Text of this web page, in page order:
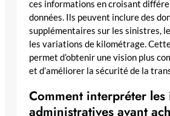
ces informations en croisant
données. Ils peuvent inclure des
supplémentaires sur les sinistres,
les variations de kilométrage.
permet d’obtenir une vision plus
et d’améliorer la sécurité de la
Comment interpréter
administratives avant